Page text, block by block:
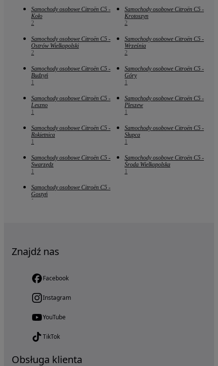
Samochody osobowe Citroën C5 -
Koło
2
Samochody osobowe Citroën C5 -
Krotoszyn
2
Samochody osobowe Citroën C5 -
Ostrów Wielkopolski
2
Samochody osobowe Citroën C5 -
Września
2
Samochody osobowe Citroën C5 -
Budzyń
1
Samochody osobowe Citroën C5 -
Góry
1
Samochody osobowe Citroën C5 -
Leszno
1
Samochody osobowe Citroën C5 -
Pleszew
1
Samochody osobowe Citroën C5 -
Rokietnica
1
Samochody osobowe Citroën C5 -
Słupca
1
Samochody osobowe Citroën C5 -
Swarzędz
1
Samochody osobowe Citroën C5 -
Środa Wielkopolska
1
Samochody osobowe Citroën C5 -
Gostyń
1
Znajdź nas
Facebook
Instagram
YouTube
TikTok
Obsługa klienta